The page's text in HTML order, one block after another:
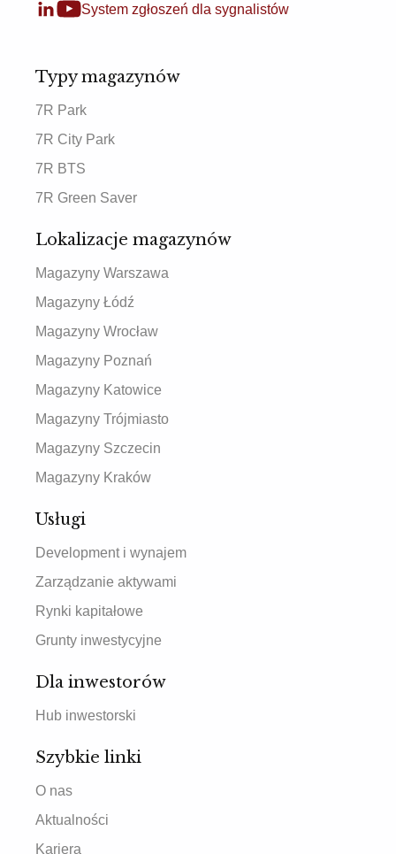
System zgłoszeń dla sygnalistów
Typy magazynów
7R Park
7R City Park
7R BTS
7R Green Saver
Lokalizacje magazynów
Magazyny Warszawa
Magazyny Łódź
Magazyny Wrocław
Magazyny Poznań
Magazyny Katowice
Magazyny Trójmiasto
Magazyny Szczecin
Magazyny Kraków
Usługi
Development i wynajem
Zarządzanie aktywami
Rynki kapitałowe
Grunty inwestycyjne
Dla inwestorów
Hub inwestorski
Szybkie linki
O nas
Aktualności
Kariera